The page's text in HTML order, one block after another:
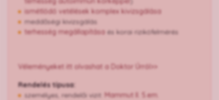
​​​​​​ismétlődő vetélések komplex kivizsgálása
meddőségi kivizsgálás
terhesség megállapítása és korai rizikófelmérés
Véleményeket itt olvashat a Doktor Úrról>>
Rendelés típusa:
személyes, rendelői vizit: Mammut II. 5.em.